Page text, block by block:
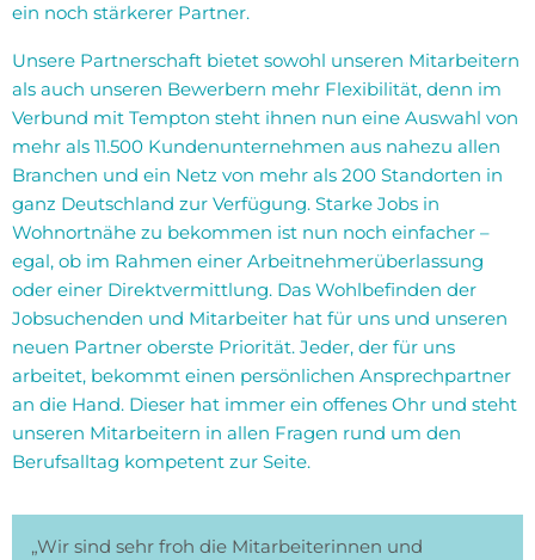
ein noch stärkerer Partner.
Unsere Partnerschaft bietet sowohl unseren Mitarbeitern
als auch unseren Bewerbern mehr Flexibilität, denn im
Verbund mit Tempton steht ihnen nun eine Auswahl von
mehr als 11.500 Kundenunternehmen aus nahezu allen
Branchen und ein Netz von mehr als 200 Standorten in
ganz Deutschland zur Verfügung. Starke Jobs in
Wohnortnähe zu bekommen ist nun noch einfacher –
egal, ob im Rahmen einer Arbeitnehmerüberlassung
oder einer Direktvermittlung. Das Wohlbefinden der
Jobsuchenden und Mitarbeiter hat für uns und unseren
neuen Partner oberste Priorität. Jeder, der für uns
arbeitet, bekommt einen persönlichen Ansprechpartner
an die Hand. Dieser hat immer ein offenes Ohr und steht
unseren Mitarbeitern in allen Fragen rund um den
Berufsalltag kompetent zur Seite.
„Wir sind sehr froh die Mitarbeiterinnen und